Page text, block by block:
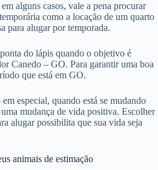
alguns casos, vale a pena procurar
como a locação de um quarto
para alugar por temporada.
do lápis quando o objetivo é
Canedo – GO. Para garantir uma boa
que está em GO.
especial, quando está se mudando
mudança de vida positiva. Escolher
alugar possibilita que sua vida seja
animais de estimação